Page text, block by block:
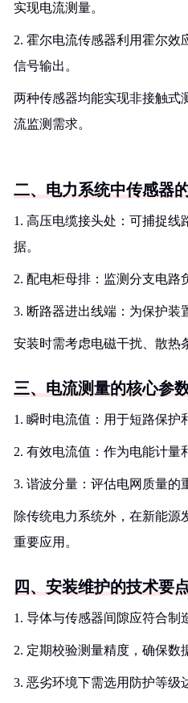
实现电流测量。
2. 霍尔电流传感器利用霍尔效
信号输出。
两种传感器均能实现非接触式
流监测需求。
二、电力系统中传感器
1. 高压电缆接头处：可捕捉线
据。
2. 配电柜母排：监测分支电路
3. 断路器进出线端：为保护装
安装时需考虑电磁干扰、散热
三、电流测量的核心参
1. 瞬时电流值：用于短路保护
2. 有效电流值：作为电能计量
3. 谐波分量：评估电网质量的
除传统电力系统外，在新能源
重要应用。
四、安装维护的技术要
1. 导体与传感器间隙应符合制
2. 定期校验测量精度，确保数
3. 恶劣环境下需选用防护等级